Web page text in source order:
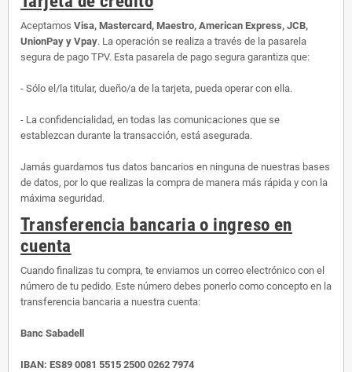
Aceptamos Visa, Mastercard, Maestro, American Express, JCB,
UnionPay y Vpay. La operación se realiza a través de la pasarela
segura de pago TPV. Esta pasarela de pago segura garantiza que:
- Sólo el/la titular, dueño/a de la tarjeta, pueda operar con ella.
- La confidencialidad, en todas las comunicaciones que se
establezcan durante la transacción, está asegurada.
Jamás guardamos tus datos bancarios en ninguna de nuestras bases
de datos, por lo que realizas la compra de manera más rápida y con la
máxima seguridad.
Transferencia bancaria o ingreso en
cuenta
Cuando finalizas tu compra, te enviamos un correo electrónico con el
número de tu pedido. Este número debes ponerlo como concepto en la
transferencia bancaria a nuestra cuenta:
Banc Sabadell
IBAN: ES89 0081 5515 2500 0262 7974